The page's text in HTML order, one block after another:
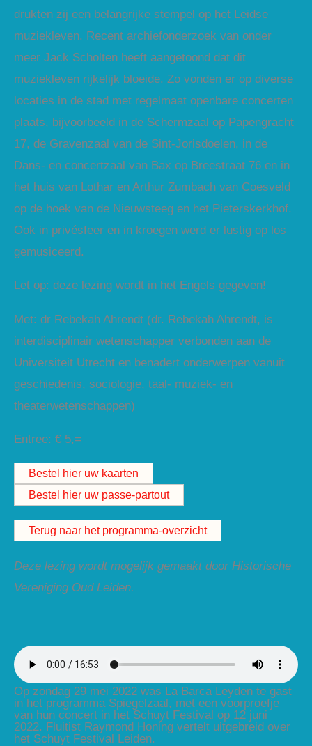
drukten zij een belangrijke stempel op het Leidse
muziekleven. Recent archiefonderzoek van onder
meer Jack Scholten heeft aangetoond dat dit
muziekleven rijkelijk bloeide. Zo vonden er op diverse
locaties in de stad met regelmaat openbare concerten
plaats, bijvoorbeeld in de Schermzaal op Papengracht
17, de Gravenzaal van de Sint-Jorisdoelen, in de
Dans- en concertzaal van Bax op Breestraat 76 en in
het huis van Lothar en Arthur Zumbach van Coesveld
op de hoek van de Nieuwsteeg en het Pieterskerkhof.
Ook in privésfeer en in kroegen werd er lustig op los
gemusiceerd.
Let op: deze lezing wordt in het Engels gegeven!
Met: dr Rebekah Ahrendt (dr. Rebekah Ahrendt, is
interdisciplinair wetenschapper verbonden aan de
Universiteit Utrecht en benadert onderwerpen vanuit
geschiedenis, sociologie, taal- muziek- en
theaterwetenschappen)
Entree: € 5,=
Bestel hier uw kaarten
Bestel hier uw passe-partout
Terug naar het programma-overzicht
Deze lezing wordt mogelijk gemaakt door Historische
Vereniging Oud Leiden.
Op zondag 29 mei 2022 was La Barca Leyden te gast
in het programma Spiegelzaal, met een voorproefje
van hun concert in het Schuyt Festival op 12 juni
2022. Fluitist Raymond Honing vertelt uitgebreid over
het Schuyt Festival Leiden.